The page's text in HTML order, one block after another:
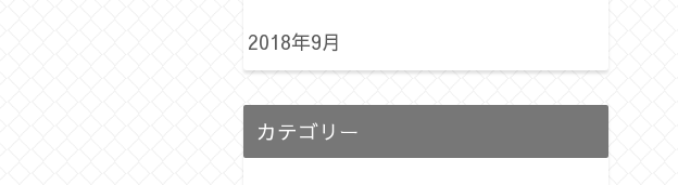
2018年9月
カテゴリー